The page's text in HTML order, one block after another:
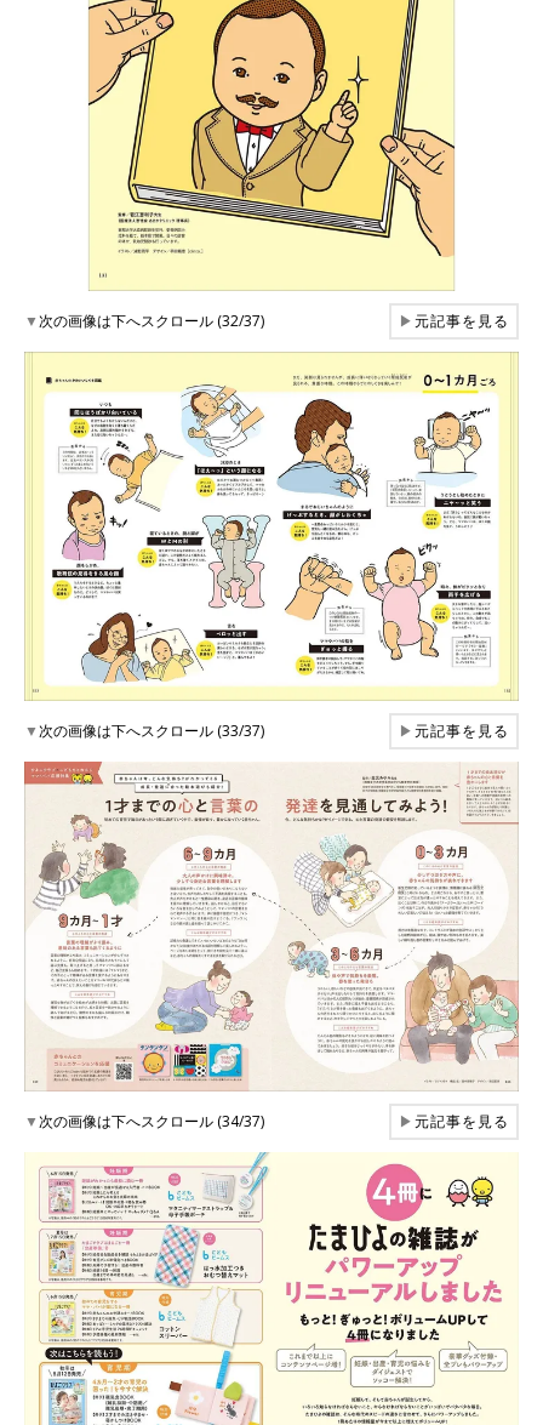
▼次の画像は下へスクロール (32/37) ▶元記事を見る
▼次の画像は下へスクロール (33/37) ▶元記事を見る
▼次の画像は下へスクロール (34/37) ▶元記事を見る